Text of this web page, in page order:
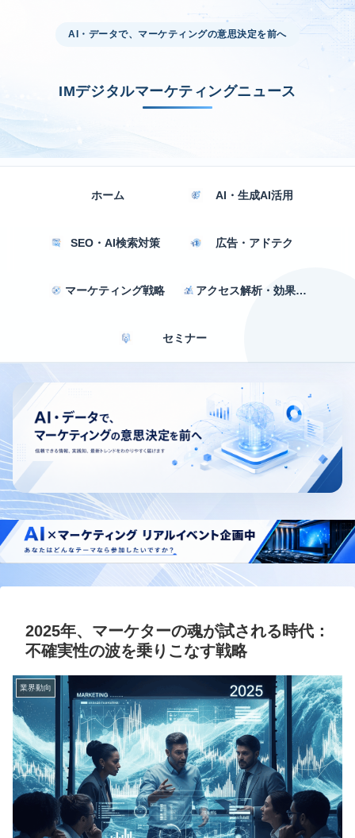
AI・データで、マーケティングの意思決定を前へ
IMデジタルマーケティングニュース
ホーム AI・生成AI活用
SEO・AI検索対策 広告・アドテク
マーケティング戦略 アクセス解析・効果測定
セミナー
2025年、マーケターの魂が試される時代：
不確実性の波を乗りこなす戦略
業界動向